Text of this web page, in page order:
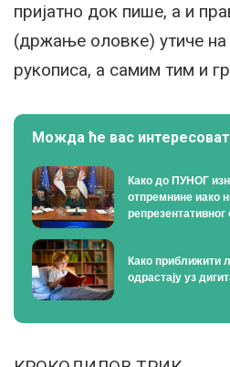
пријатно док пише, а и
(држање оловке) утиче
рукописа, а самим тим и
Можда ће вас
Како до ПУНОГ
отпремнине иако
Како приближити
одрастају уз